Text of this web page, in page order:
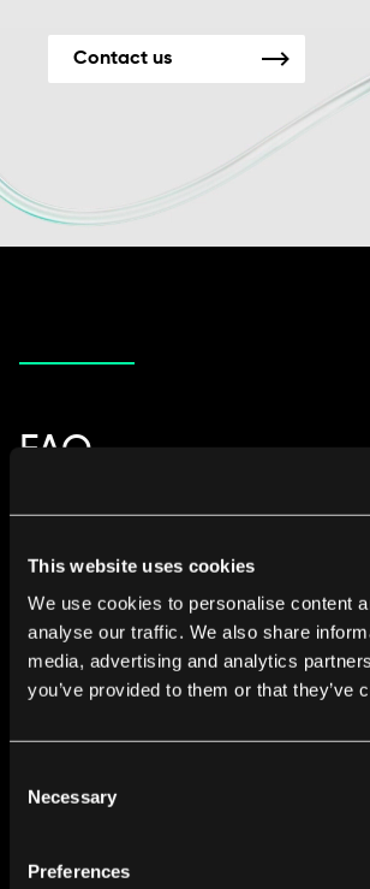
This website uses cookies
We use cookies to personalise content
analyse our traffic. We also share
media, advertising and analytics
you’ve provided to them or that
Selection
Necessary
Preferences
Contact us
FAQ
Ask us anything!
En workshop for produktoppdagelse er
løsninger. Det hjelper med å skjerpe
Når trenger du en Product Discovery